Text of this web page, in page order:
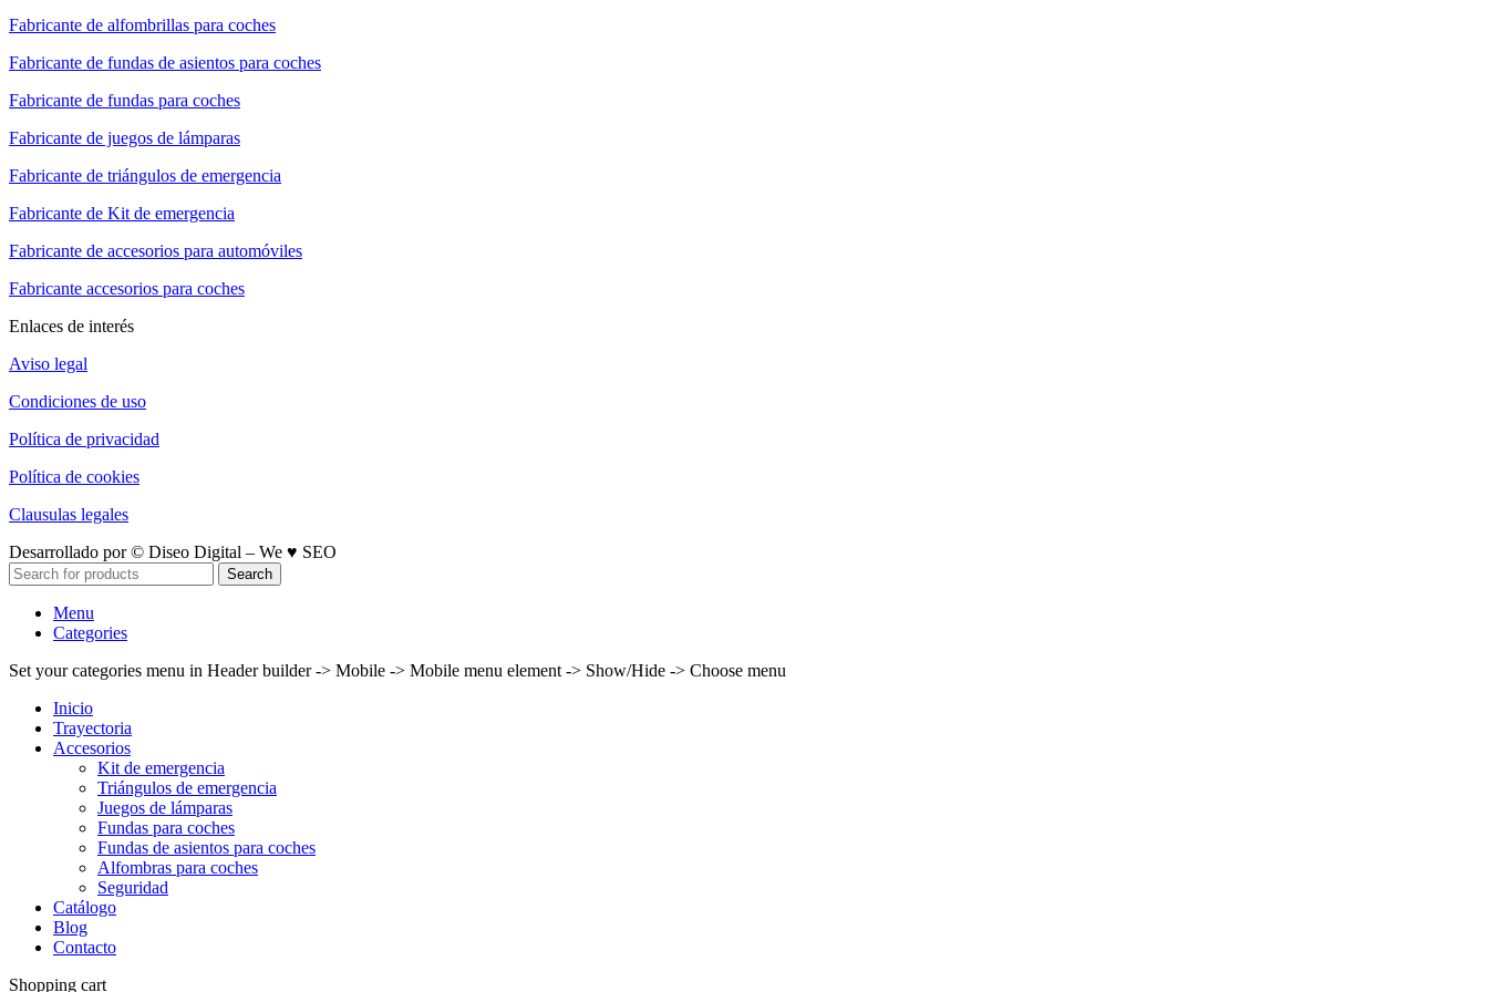
Fabricante de alfombrillas para coches
Fabricante de fundas de asientos para coches
Fabricante de fundas para coches
Fabricante de juegos de lámparas
Fabricante de triángulos de emergencia
Fabricante de Kit de emergencia
Fabricante de accesorios para automóviles
Fabricante accesorios para coches
Enlaces de interés
Aviso legal
Condiciones de uso
Política de privacidad
Política de cookies
Clausulas legales
Desarrollado por © Diseo Digital – We ♥ SEO
Search
Menu
Categories
Set your categories menu in Header builder -> Mobile -> Mobile menu element -> Show/Hide -> Choose menu
Inicio
Trayectoria
Accesorios
Kit de emergencia
Triángulos de emergencia
Juegos de lámparas
Fundas para coches
Fundas de asientos para coches
Alfombras para coches
Seguridad
Catálogo
Blog
Contacto
Shopping cart